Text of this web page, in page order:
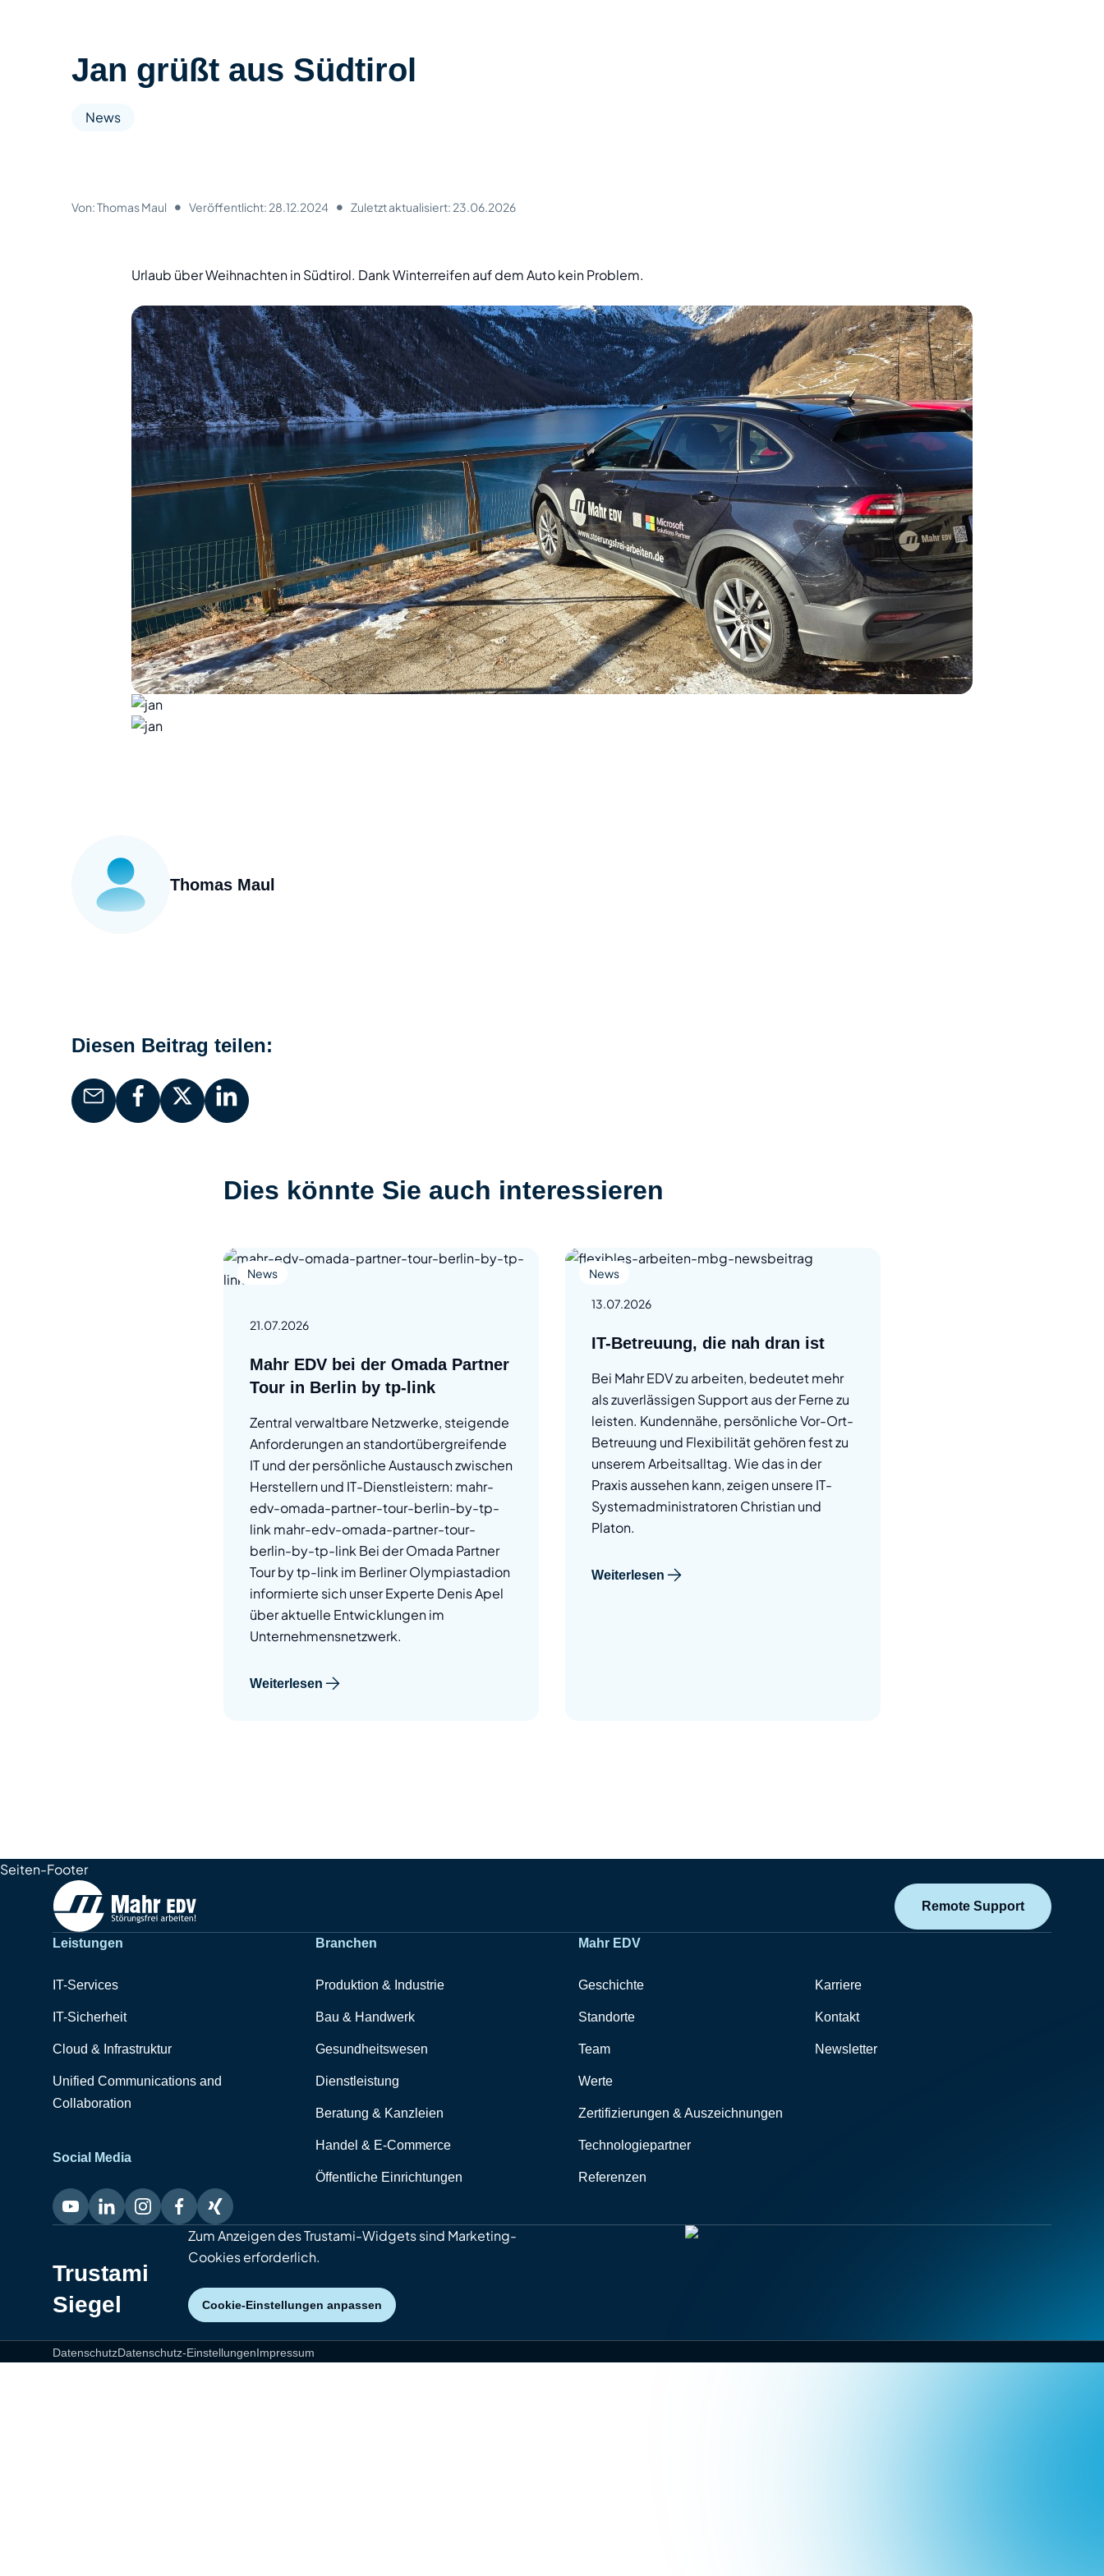
Umgebung passt.
Alle Leistungen ansehen
Collaboration
unabhängig von Ihrer
Technologiepartner
Jan grüßt aus Südtirol
News
Von:Thomas Maul • Veröffentlicht: 28.12.2024 • Zuletzt aktualisiert: 23.06.2026
Urlaub über Weihnachten in Südtirol. Dank Winterreifen auf dem Auto kein Problem.
Thomas Maul
Diesen Beitrag teilen:
Dies könnte Sie auch interessieren
News
21.07.2026
Mahr EDV bei der Omada Partner
Tour in Berlin by tp-link
Zentral verwaltbare Netzwerke, steigende
Anforderungen an standortübergreifende
IT und der persönliche Austausch zwischen
Herstellern und IT-Dienstleistern: mahr-
edv-omada-partner-tour-berlin-by-tp-
link mahr-edv-omada-partner-tour-
berlin-by-tp-link Bei der Omada Partner
Tour by tp-link im Berliner Olympiastadion
informierte sich unser Experte Denis Apel
über aktuelle Entwicklungen im
Unternehmensnetzwerk.
Weiterlesen
News
13.07.2026
IT-Betreuung, die nah dran ist
Bei Mahr EDV zu arbeiten, bedeutet mehr
als zuverlässigen Support aus der Ferne zu
leisten. Kundennähe, persönliche Vor-Ort-
Betreuung und Flexibilität gehören fest zu
unserem Arbeitsalltag. Wie das in der
Praxis aussehen kann, zeigen unsere IT-
Systemadministratoren Christian und
Platon.
Weiterlesen
Seiten-Footer
Remote Support
Leistungen
IT-Services
IT-Sicherheit
Cloud & Infrastruktur
Unified Communications and
Collaboration
Social Media
Branchen
Produktion & Industrie
Bau & Handwerk
Gesundheitswesen
Dienstleistung
Beratung & Kanzleien
Handel & E-Commerce
Öffentliche Einrichtungen
Mahr EDV
Geschichte
Standorte
Team
Werte
Zertifizierungen & Auszeichnungen
Technologiepartner
Referenzen
Karriere
Kontakt
Newsletter
Trustami
Siegel
Zum Anzeigen des Trustami-Widgets sind Marketing-
Cookies erforderlich.
Cookie-Einstellungen anpassen
DatenschutzDatenschutz-EinstellungenImpressum